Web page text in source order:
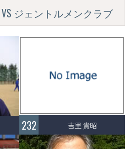
VS ジェントルメンクラブ
232 吉里 貴昭